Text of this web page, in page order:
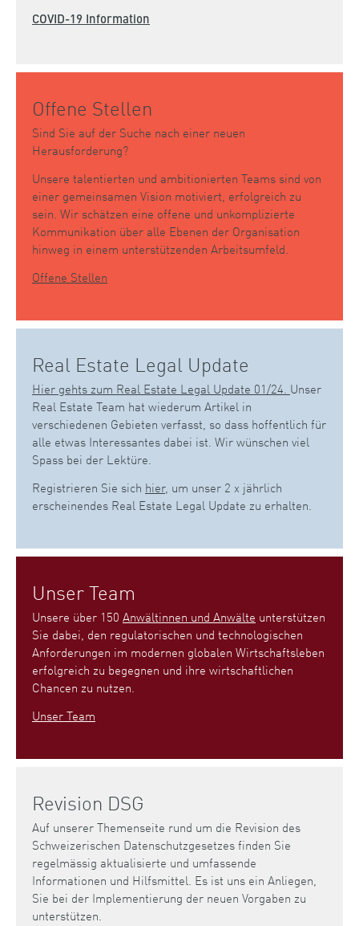
COVID-19 Information
Offene Stellen
Sind Sie auf der Suche nach einer neuen
Herausforderung?
Unsere talentierten und ambitionierten Teams sind von
einer gemeinsamen Vision motiviert, erfolgreich zu
sein. Wir schätzen eine offene und unkomplizierte
Kommunikation über alle Ebenen der Organisation
hinweg in einem unterstützenden Arbeitsumfeld.
Offene Stellen
Real Estate Legal Update
Hier gehts zum Real Estate Legal Update 01/24. Unser
Real Estate Team hat wiederum Artikel in
verschiedenen Gebieten verfasst, so dass hoffentlich für
alle etwas Interessantes dabei ist. Wir wünschen viel
Spass bei der Lektüre.
Registrieren Sie sich hier, um unser 2 x jährlich
erscheinendes Real Estate Legal Update zu erhalten.
Unser Team
Unsere über 150 Anwältinnen und Anwälte unterstützen
Sie dabei, den regulatorischen und technologischen
Anforderungen im modernen globalen Wirtschaftsleben
erfolgreich zu begegnen und ihre wirtschaftlichen
Chancen zu nutzen.
Unser Team
Revision DSG
Auf unserer Themenseite rund um die Revision des
Schweizerischen Datenschutzgesetzes finden Sie
regelmässig aktualisierte und umfassende
Informationen und Hilfsmittel. Es ist uns ein Anliegen,
Sie bei der Implementierung der neuen Vorgaben zu
unterstützen.